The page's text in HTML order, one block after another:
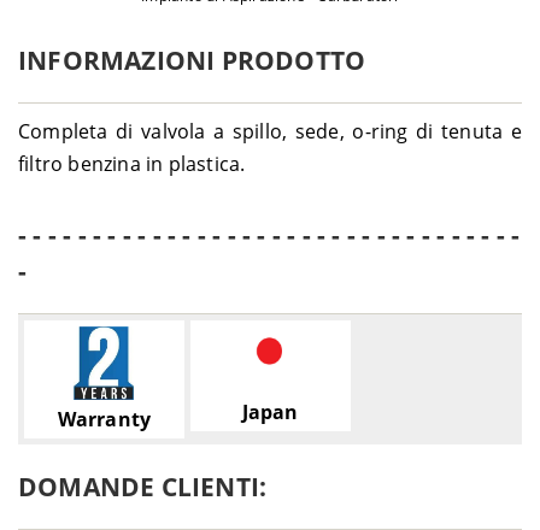
INFORMAZIONI PRODOTTO
Completa di valvola a spillo, sede, o-ring di tenuta e
filtro benzina in plastica.
- - - - - - - - - - - - - - - - - - - - - - - - - - - - - - - - - -
-
Warranty Japan
DOMANDE CLIENTI: